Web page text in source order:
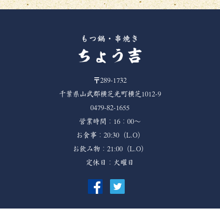
〒289-1732
千葉県山武郡横芝光町横芝1012-9
0479-82-1655
営業時間：16：00～
お食事：20:30（L.O）
お飲み物：21:00（L.O）
定休日：火曜日